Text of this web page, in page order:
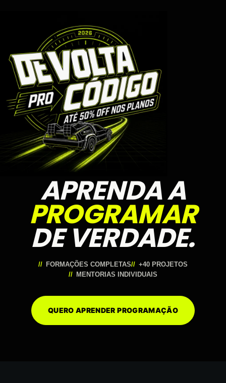
APRENDA A
PROGRAMAR
DE VERDADE.
FORMAÇÕES COMPLETAS
+40 PROJETOS
MENTORIAS INDIVIDUAIS
QUERO APRENDER PROGRAMAÇÃO